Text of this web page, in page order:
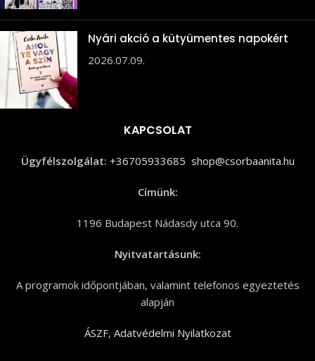
Nyári akció a kütyümentes napokért
2026.07.09.
KAPCSOLAT
Ügyfélszolgálat: +36705933685 shop@csorbaanita.hu
Címünk:
1196 Budapest Nádasdy utca 90.
Nyitvatartásunk:
A programok időpontjában, valamint telefonos egyeztetés
alapján
ÁSZF, Adatvédelmi Nyilatkozat